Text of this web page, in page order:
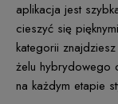
aplikacja jest
cieszyć się
kategorii
żelu hybrydowego
na każdym etapie